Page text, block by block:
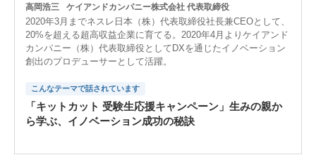
高岡浩三 ケイアンドカンパニー株式会社 代表取締役
2020年3月までネスレ日本（株）代表取締役社長兼CEOとして、
20%を超える超高収益企業に育てる。2020年4月よりケイアンド
カンパニー（株）代表取締役としてDXを通じたイノベーション
創出のプロデューサーとして活躍。
こんなテーマで話されています
「キットカット 受験生応援キャンペーン」生みの親か
ら学ぶ、イノベーション成功の秘訣